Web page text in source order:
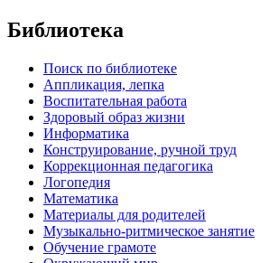
Библиотека
Поиск по библиотеке
Аппликация, лепка
Воспитательная работа
Здоровый образ жизни
Информатика
Конструирование, ручной труд
Коррекционная педагогика
Логопедия
Математика
Материалы для родителей
Музыкально-ритмическое занятие
Обучение грамоте